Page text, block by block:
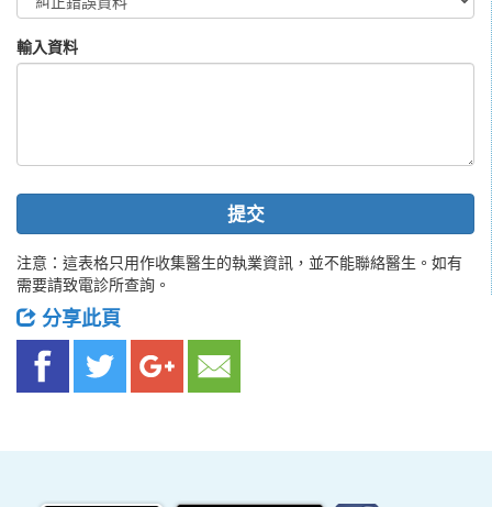
輸入資料
提交
注意：這表格只用作收集醫生的執業資訊，並不能聯絡醫生。如有
需要請致電診所查詢。
分享此頁